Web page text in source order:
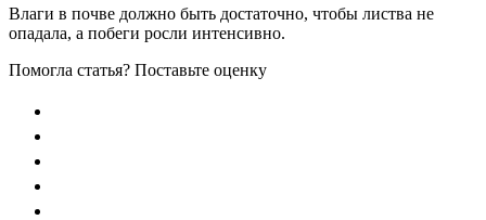
Влаги в почве должно быть достаточно, чтобы листва не
опадала, а побеги росли интенсивно.
Помогла статья? Поставьте оценку